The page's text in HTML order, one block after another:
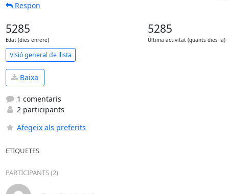
Respon
5285
Edat (dies enrere)
5285
Última activitat (quants dies fa)
Visió general de llista
Baixa
1 comentaris
2 participants
Afegeix als preferits
ETIQUETES
PARTICIPANTS (2)